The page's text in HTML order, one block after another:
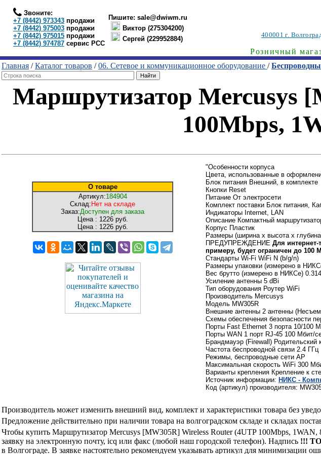
Звоните:
+7 (8442) 973343 продажи
+7 (8442) 975003 продажи
+7 (8442) 975015 продажи
+7 (8442) 974787 сервис РСС
Пишите: sale@dwiwm.ru
Виктор (275304200)
Сергей (229952884)
400001г.
Розничный
Главная /Каталог товаров /06. Сетевое и коммуникационное оборудование /
Маршрутизатор Mercusys
100Mbps,
О товаре
Артикул:184904
Склад: Нет на складе
Заказ:Доступен для заказа
Цена : 1226 руб.
Цена : 1226 руб.
"Особенности корпуса
Цвета, использованные в
Блок питания Внешний, в комплекте
Кнопки Reset
Питание От электросети
Комплект поставки Блок питания,
Индикаторы Internet, LAN
Описание Компактный
Корпус Пластик
Размеры (ширина x высота x
ПРЕДУПРЕЖДЕНИЕ Для
примеру, будет ограничен до 100
Стандарты Wi-Fi WiFi N (b/g/n)
Размеры упаковки (измерено в
Вес брутто (измерено в НИКСе)
Усиление антенны 5 dBi
Тип оборудования Роутер WiFi
Производитель Mercusys
Модель MW305R
Внешние антенны 2 антенны
Схемы обеспечения безопасности
Порты Fast Ethernet 3 порта 10/100
Порты WAN 1 порт RJ-45 100 Мбит/
Брандмауэр (Firewall) Родительский
Частота беспроводной связи 2.4 ГГц
Режимы, беспроводные сети AP
Максимальная скорость WiFi 300
Варианты крепления Крепление к
Источник информации: НИКС -
Код (артикул) производителя:
Производитель может изменить внешний вид, комплект и характеристики товара без
Предложение действительно при наличии товара на волгоградском складе и складах
Чтобы купить Маршрутизатор Mercusys [MW305R] Wireless Router (4UTP 100Mbps,
заявку на электронную почту, icq или факс (любой наш городской телефон). Надпись !!!
в Волгограде. В заявке настоятельно рекомендуем указывать артикул для минимизации